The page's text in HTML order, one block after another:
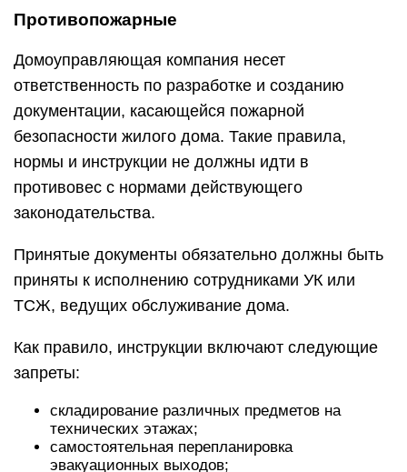
Противопожарные
Домоуправляющая компания несет
ответственность по разработке и созданию
документации, касающейся пожарной
безопасности жилого дома. Такие правила,
нормы и инструкции не должны идти в
противовес с нормами действующего
законодательства.
Принятые документы обязательно должны быть
приняты к исполнению сотрудниками УК или
ТСЖ, ведущих обслуживание дома.
Как правило, инструкции включают следующие
запреты:
складирование различных предметов на
технических этажах;
самостоятельная перепланировка
эвакуационных выходов;